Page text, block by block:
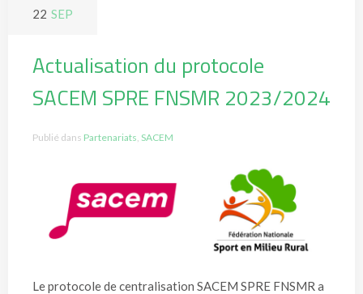
22 SEP
Actualisation du protocole
SACEM SPRE FNSMR 2023/2024
Publié dans Partenariats, SACEM
Le protocole de centralisation SACEM SPRE FNSMR a